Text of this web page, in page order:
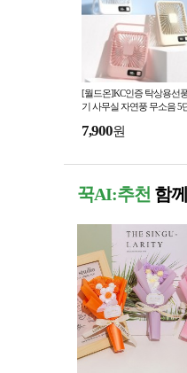
[월드온]KC인증 탁상용선
기 사무실 자연풍 무소음 5
선풍기 Q3
7,900원
꾹AI:추천 함